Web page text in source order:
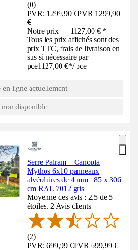
(0)
PVR: 1299,90 €PVR1299,90
€
Notre prix — 1127,00 € *
Tous les prix affichés sont des
prix TTC, frais de livraison en
sus si nécessaire par
pce1127,00 €*/ pce
ligne actuellement
non disponible
Serre Palram – Canopia
Mythos 6x10 panneaux
alvéolaires de 4 mm 185 x 306
cm RAL 7012 gris
Moyenne des avis : 2.5 de 5
étoiles. 2 Avis clients.
(2)
PVR: 699,99 €PVR699,99 €